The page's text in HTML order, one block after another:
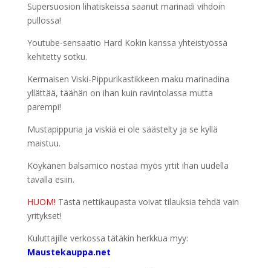
Supersuosion lihatiskeissä saanut marinadi vihdoin
pullossa!
Youtube-sensaatio Hard Kokin kanssa yhteistyössä
kehitetty sotku.
Kermaisen Viski-Pippurikastikkeen maku marinadina
yllättää, täähän on ihan kuin ravintolassa mutta
parempi!
Mustapippuria ja viskiä ei ole säästelty ja se kyllä
maistuu.
Köykänen balsamico nostaa myös yrtit ihan uudella
tavalla esiin.
HUOM! Tästä nettikaupasta voivat tilauksia tehdä vain
yritykset!
Kuluttajille verkossa tätäkin herkkua myy:
Maustekauppa.net